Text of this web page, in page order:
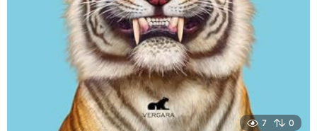
7 0